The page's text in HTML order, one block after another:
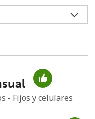
ha creado una contraseña
- Fijos y celulares